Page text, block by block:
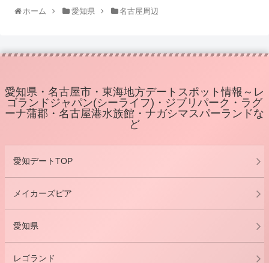
ホーム 愛知県 名古屋周辺
愛知県・名古屋市・東海地方デートスポット情報～レ
ゴランドジャパン(シーライフ)・ジブリパーク・ラグ
ーナ蒲郡・名古屋港水族館・ナガシマスパーランドな
ど
愛知デートTOP
メイカーズピア
愛知県
レゴランド